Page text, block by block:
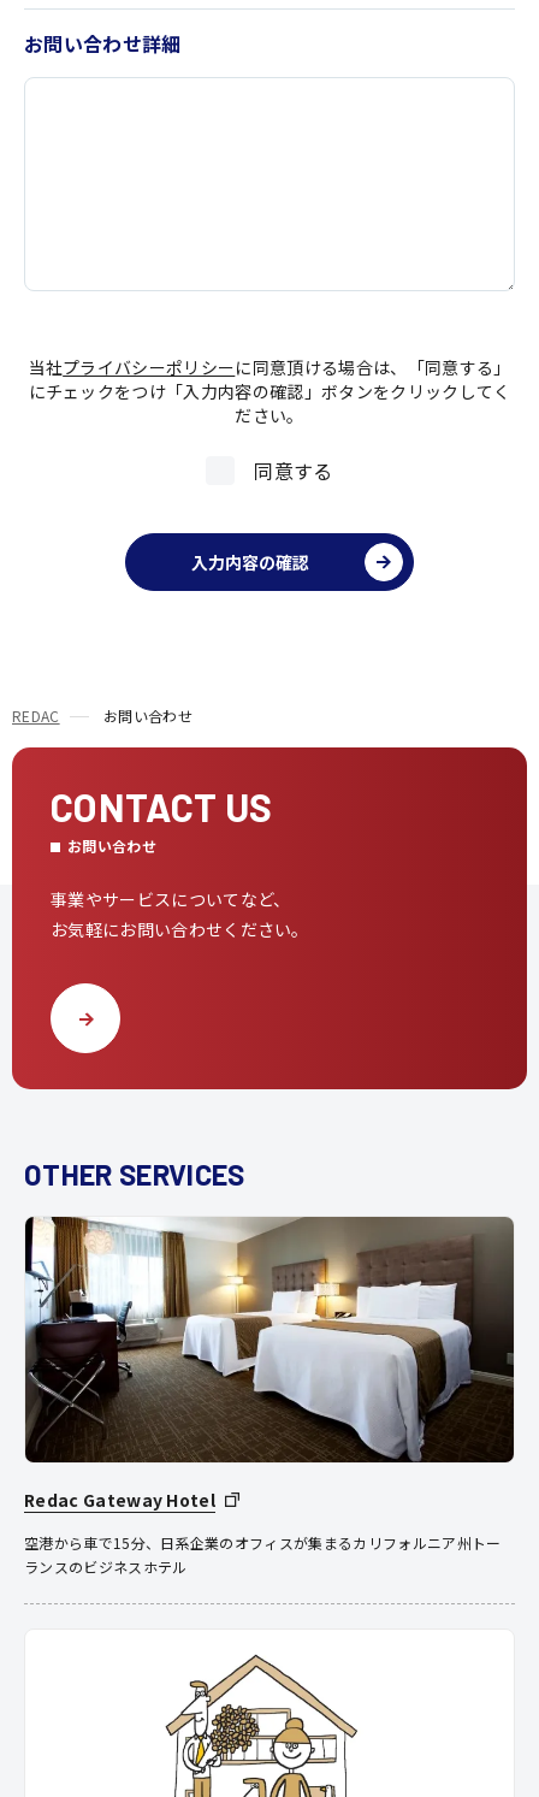
お問い合わせ詳細
当社プライバシーポリシーに同意頂ける場合は、「同意する」
にチェックをつけ「入力内容の確認」ボタンをクリックしてく
ださい。
同意する
入力内容の確認
REDAC お問い合わせ
CONTACT US
お問い合わせ
事業やサービスについてなど、
お気軽にお問い合わせください。
OTHER SERVICES
Redac Gateway Hotel
空港から車で15分、日系企業のオフィスが集まるカリフォルニア州トー
ランスのビジネスホテル